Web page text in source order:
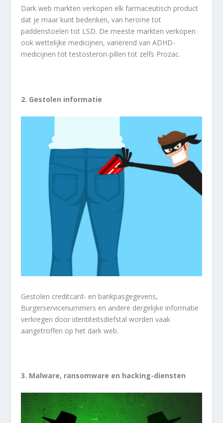
Dark web markten verkopen elk farmaceutisch product
dat je maar kunt bedenken, van heroïne tot
paddenstoelen tot LSD. De meeste markten verkopen
ook wettelijke medicijnen, variërend van ADHD-
medicijnen tot testosteron-pillen tot zelfs Prozac.
2. Gestolen informatie
Gestolen creditcard- en bankpasgegevens,
Burgerservicenummers en andere dergelijke informatie
verkregen door identiteitsdiefstal worden vaak
aangetroffen op het dark web.
3. Malware, ransomware en hacking-diensten